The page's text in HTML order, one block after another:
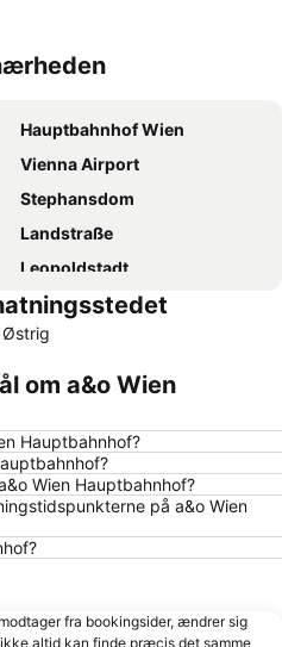
Hauptbahnhof Wien
Vienna Airport
Stephansdom
Landstraße
Leopoldstadt
Rathauspark
Schönbrunn Slot
Hofburg slottet
Josefstadt
Karlskirche
Alte Donau
Mariahilferstrasse
City Airport Train
Østrig
om a&o Wien
Hauptbahnhof?
Wien Hauptbahnhof?
på a&o Wien
fra bookingsider, ændrer sig
altid kan finde præcis det samme